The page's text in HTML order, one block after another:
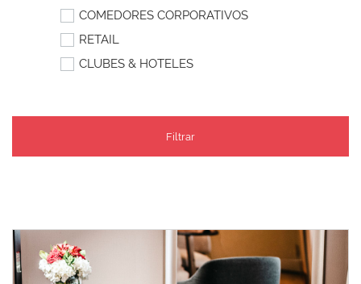
COMEDORES CORPORATIVOS
RETAIL
CLUBES & HOTELES
Filtrar